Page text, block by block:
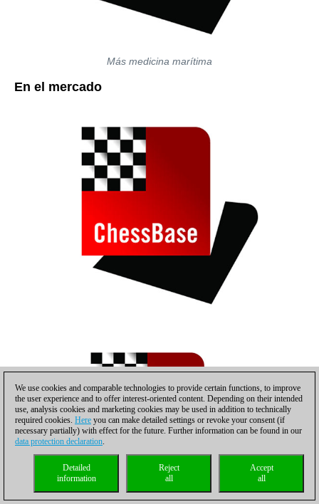
Más medicina marítima
En el mercado
We use cookies and comparable technologies to provide certain functions, to improve
the user experience and to offer interest-oriented content. Depending on their intended
use, analysis cookies and marketing cookies may be used in addition to technically
required cookies. Here you can make detailed settings or revoke your consent (if
necessary partially) with effect for the future. Further information can be found in our
data protection declaration.
Accept
all
Reject
all
Detailed
information